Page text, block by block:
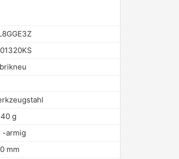
g
-armig
mm